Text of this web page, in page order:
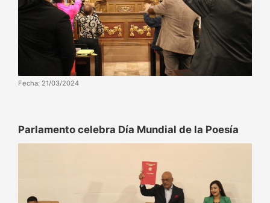
Fecha: 21/03/2024
Parlamento celebra Día Mundial de la Poesía